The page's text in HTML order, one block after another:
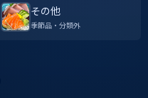
その他
季節品・分類外